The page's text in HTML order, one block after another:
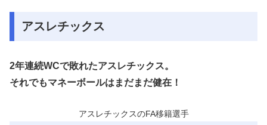
アスレチックス
2年連続WCで敗れたアスレチックス。
それでもマネーボールはまだまだ健在！
アスレチックスのFA移籍選手